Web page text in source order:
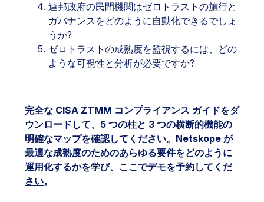
連邦政府の民間機関はゼロトラストの施行と
ガバナンスをどのように自動化できるでしょ
うか?
ゼロトラストの成熟度を監視するには、どの
ような可視性と分析が必要ですか?
完全な CISA ZTMM コンプライアンス ガイドをダ
ウンロードして、5 つの柱と 3 つの横断的機能の
明確なマップを確認してください。Netskope が
最適な成熟度のためのあらゆる要件をどのように
運用化するかを学び、ここでデモを予約してくだ
さい。